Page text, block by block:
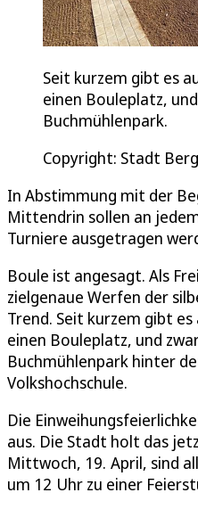
Seit kurzem gibt es
einen Bouleplatz,
Buchmühlenpark.
Copyright: Stadt
In Abstimmung mit der
Mittendrin sollen an
Turniere ausgetragen
Boule ist angesagt. Als
zielgenaue Werfen der
Trend. Seit kurzem gibt
einen Bouleplatz, und
Buchmühlenpark hinter
Volkshochschule.
Die
aus. Die Stadt holt das
Mittwoch, 19. April, sind
um 12 Uhr zu einer